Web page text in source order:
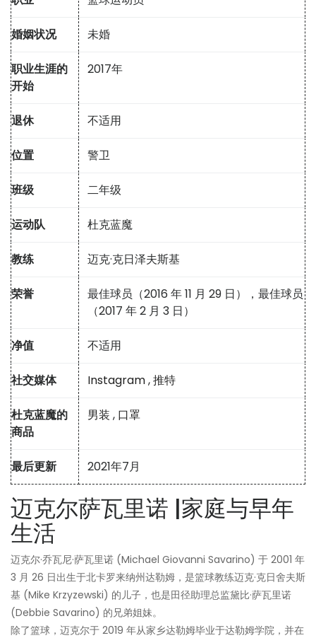
婚姻状况 未婚
职业生涯的
开始
2017年
退休 不适用
位置 警卫
班级 二年级
运动队 杜克蓝魔
教练 迈克·克日泽夫斯基
荣誉
最佳球员（2016 年 11 月 29 日），最佳球员
（2017 年 2 月 3 日）
净值 不适用
社交媒体 Instagram,推特
杜克蓝魔的
商品
男装 , 口罩
最后更新 2021年7月
迈克尔萨瓦里诺 |家庭与早年
生活
迈克尔·乔瓦尼·萨瓦里诺 (Michael Giovanni Savarino) 于 2001 年
3 月 26 日出生于北卡罗来纳州达勒姆，是篮球教练迈克·克日舍夫斯
基 (Mike Krzyzewski) 的儿子，也是田径助理总监黛比·萨瓦里诺
(Debbie Savarino) 的兄弟姐妹。
除了篮球，迈克尔于 2019 年从家乡达勒姆毕业于达勒姆学院，并在